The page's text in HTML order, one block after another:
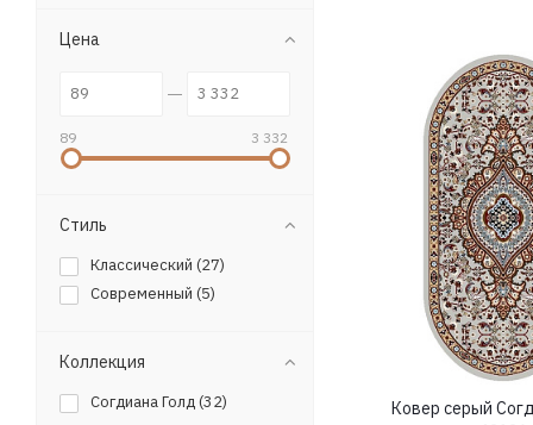
Ковер серый
Цена
89 3 332
Стиль
Классический (27)
Современный (5)
Коллекция
Согдиана Голд (32)